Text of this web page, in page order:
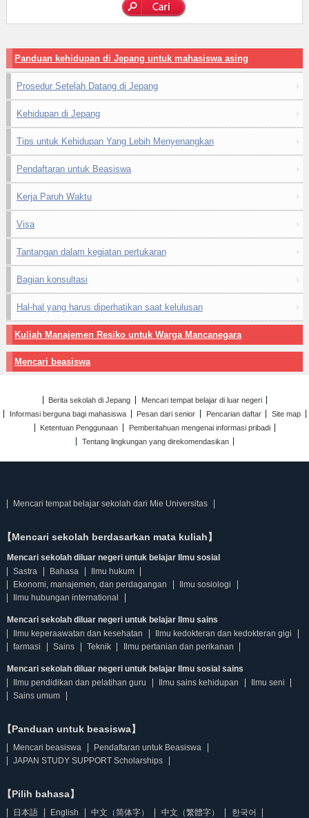
Panduan kehidupan di Jepang untuk mahasiswa asing
Prosedur Setelah Datang di Jepang
Kehidupan di Jepang
Tips untuk Kehidupan Yang Lebih Menyenangkan
Pendaftaran untuk Beasiswa
Kerja Paruh Waktu
Visa
Tantangan dalam kegiatan pertukaran
Bagian konsultasi
Hal-hal yang harus diperhatikan saat kelulusan
Kuliah Manajemen Resiko untuk Warga Mancanegara
Mencari beasiswa
Berita sekolah di Jepang
Mencari tempat belajar di luar negeri
Informasi berguna bagi mahasiswa
Pesan dari senior Pencarian daftar
Site map
Ketentuan Penggunaan
Pemberitahuan mengenai informasi pribadi
Tentang lingkungan yang direkomendasikan
Mencari tempat belajar sekolah dari Mie Universitas
【Mencari sekolah berdasarkan mata kuliah】
Mencari sekolah diluar negeri untuk belajar Ilmu sosial
Sastra
Bahasa
Ilmu hukum
Ekonomi, manajemen, dan perdagangan
Ilmu sosiologi
Ilmu hubungan international
Mencari sekolah diluar negeri untuk belajar Ilmu sains
Ilmu keperaawatan dan kesehatan
Ilmu kedokteran dan kedokteran gigi
farmasi
Sains Teknik Ilmu pertanian dan perikanan
Mencari sekolah diluar negeri untuk belajar Ilmu sosial sains
Ilmu pendidikan dan pelatihan guru
Ilmu sains kehidupan
Ilmu seni
Sains umum
【Panduan untuk beasiswa】
Mencari beasiswa
Pendaftaran untuk Beasiswa
JAPAN STUDY SUPPORT Scholarships
【Pilih bahasa】
日本語 English 中文（简体字） 中文（繁體字） 한국어